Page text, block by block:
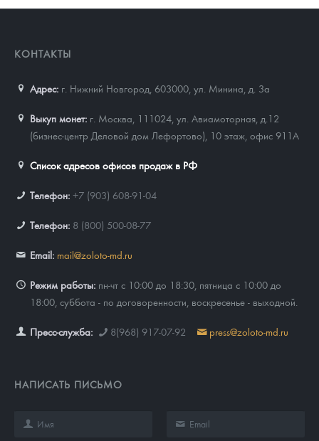
КОНТАКТЫ
Адрес: г. Нижний Новгород, 603000 ул. Минина, д. 3а
Выкуп монет: г. Москва, 111024, ул. Авиамоторная, д.12
(бизнес-центр Деловой дом Лефортово), 10 этаж, офис 911А
Список адресов офисов продаж в РФ
Телефон: +7 (903) 608-91-04
Телефон: 8 (800) 500-08-77
Email: mail@zoloto-md.ru
Режим работы: пн-чт с 10:00 до 18:30, пятница с 10:00 до
18:00, суббота - по договоренности, воскресенье - выходной.
Пресс-служба: 8(968) 917-07-92 press@zoloto-md.ru
НАПИСАТЬ ПИСЬМО